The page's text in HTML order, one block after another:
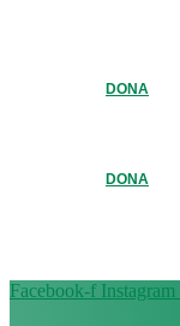
DONA
DONA
Facebook-f Instagram